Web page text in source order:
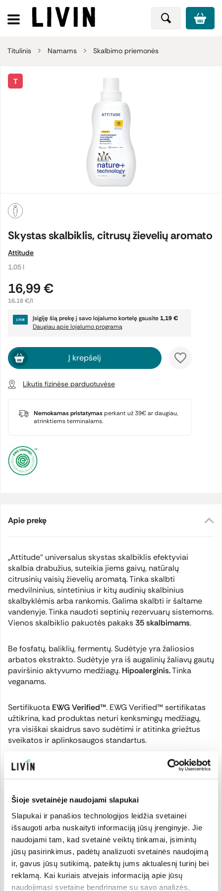
Šioje svetainėje naudojami slapukai
Slapukai ir panašios technologijos leidžia svetainei
išsaugoti arba nuskaityti informaciją jūsų įrenginyje. Jie
naudojami tam, kad svetainė veiktų tinkamai, įsimintų
jūsų pasirinkimus, padėtų analizuoti svetainės naudojimą
ir, gavus jūsų sutikimą, pateiktų jums aktualesnį turinį bei
reklamą. Kai kuriais atvejais informaciją apie jūsų
naudojimąsi svetaine bendriname su savo analizės,
Titulinis Namams Skalbimo priemonės
T
Skystas skalbiklis, citrusų žievelių aromato
Attitude
1.05 l
16,99 €
16.18 €/l
Įsigiję šią prekę į savo lojalumo kortelę gausite1,19 €
Daugiau apie lojalumo programą
Į krepšelį
Likutis fizinėse parduotuvėse
Nemokamas pristatymasperkant už 39€ ar daugiau,
atrinktiems terminalams.
Apie prekę
„Attitude“ universalus skystas skalbiklis efektyviai
skalbia drabužius, suteikia jiems gaivų, natūralų
citrusinių vaisių žievelių aromatą. Tinka skalbti
medvilninius, sintetinius ir kitų audinių skalbinius
skalbyklėmis arba rankomis. Galima skalbti ir šaltame
vandenyje. Tinka naudoti septinių rezervuarų sistemoms.
Vienos skalbiklio pakuotės pakaks35 skalbimams.
Be fosfatų, baliklių, fermentų. Sudėtyje yra žaliosios
arbatos ekstrakto. Sudėtyje yra iš augalinių žaliavų gautų
paviršinio aktyvumo medžiagų. Hipoalerginis.Tinka
veganams.
Sertifikuota EWG Verified™. EWG Verified™ sertifikatas
užtikrina, kad produktas neturi kenksmingų medžiagų,
yra visiškai skaidrus savo sudėtimi ir atitinka griežtus
sveikatos ir aplinkosaugos standartus.
Naudojimo būdas
: Atsižvelgti į drabužių etiketėse
pateiktus skalbimo simbolius ir temperatūrų nuorodas.
Dozavimas: priemonę dozuoti taip, kaip pavaizduota ant
pakuotės bei atsižvelgti į drabužių etiketėse pateiktus
skalbimo simbolius ir temperatūrų nuorodas. Dėmių
valymas: užpilti skalbiklio ant dėmės, šiek tiek palaukus
patrinti ir skalbti.
Saugoti nuo vaikų. Vengti patekimo į akis. Patekus į akis,
nedelsiant gerai praplauti vandeniu ir kreiptis į gydytoją.